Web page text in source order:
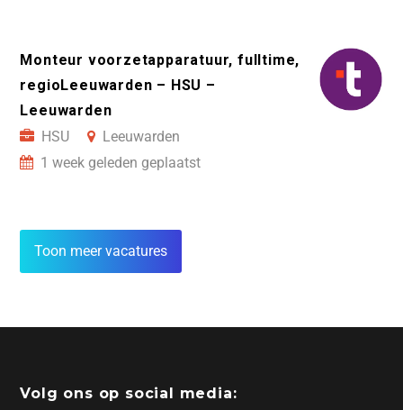
Monteur voorzetapparatuur, fulltime,
regioLeeuwarden – HSU –
Leeuwarden
HSU
Leeuwarden
1 week geleden geplaatst
Toon meer vacatures
Volg ons op social media: